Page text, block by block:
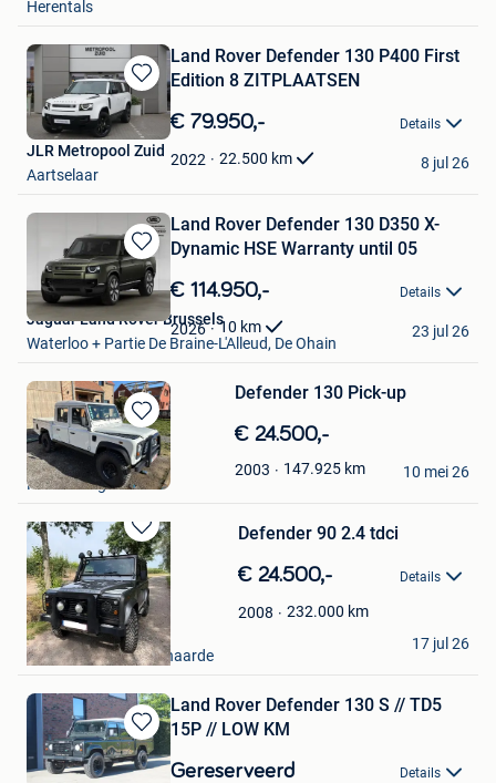
Herentals
Bewaren
in
Mijn
Favorieten
Land Rover Defender 130 P400 First
Edition 8 ZITPLAATSEN
€ 79.950,- Details
2022 22.500 km
JLR Metropool Zuid
Aartselaar
8 jul 26
Bewaren
in
Mijn
Favorieten
Land Rover Defender 130 D350 X-
Dynamic HSE Warranty until 05
€ 114.950,- Details
2026 10 km
Jaguar Land Rover Brussels
Waterloo + Partie De Braine-L'Alleud, De Ohain
23 jul 26
Bewaren
in
Mijn
Favorieten
Defender 130 Pick-up
€ 24.500,-
2003 147.925 km
Glen
Huldenberg
10 mei 26
Bewaren
in
Mijn
Favorieten
Defender 90 2.4 tdci
€ 24.500,- Details
2008 232.000 km
Pieter VL
Merelbeke+Deel Zwijnaarde
17 jul 26
Bewaren
in
Land Rover Defender 130 S // TD5
15P // LOW KM
Gereserveerd Details